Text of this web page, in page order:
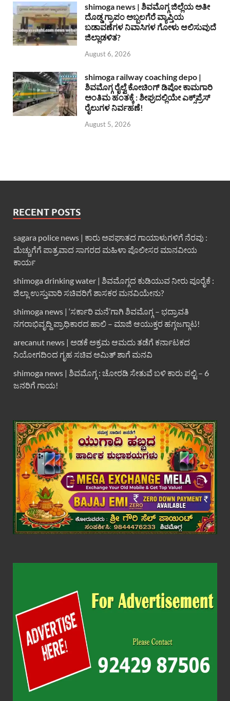
shimoga news | ಶಿವಮೊಗ್ಗ ಜಿಲ್ಲೆಯ ಅತೀ
ದೊಡ್ಡ ಗ್ರಾಪಂ ಅಬ್ಬಲಗೆರೆ ವ್ಯಾಪ್ತಿಯ
ಬಡಾವಣೆಗಳ ನಿವಾಸಿಗಳ ಗೋಳು ಆಲಿಸುವುದೆ
ಜಿಲ್ಲಾಡಳಿತ?
August 6, 2026
shimoga railway coaching depo |
ಶಿವಮೊಗ್ಗ ರೈಲ್ವೆ ಕೋಚಿಂಗ್ ಡಿಪೋ ಕಾಮಗಾರಿ
ಅಂತಿಮ ಹಂತಕ್ಕೆ : ಶೀಘ್ರದಲ್ಲಿಯೇ ಎಕ್ಸ್‌ಪ್ರೆಸ್
ರೈಲುಗಳ ನಿರ್ವಹಣೆ!
August 5, 2026
RECENT POSTS
sagara police news | ಕಾರು ಅಪಘಾತದ ಗಾಯಾಳುಗಳಿಗೆ ನೆರವು :
ಮೆಚ್ಚುಗೆಗೆ ಪಾತ್ರವಾದ ಸಾಗರದ ಮಹಿಳಾ ಪೊಲೀಸರ ಮಾನವೀಯ
ಕಾರ್ಯ
shimoga drinking water | ಶಿವಮೊಗ್ಗದ ಕುಡಿಯುವ ನೀರು ಪೂರೈಕೆ :
ಜಿಲ್ಲಾ ಉಸ್ತುವಾರಿ ಸಚಿವರಿಗೆ ಶಾಸಕರ ಮನವಿಯೇನು?
shimoga news | ‘ಸರ್ಕಾರಿ ಮನೆ’ಗಾಗಿ ಶಿವಮೊಗ್ಗ – ಭದ್ರಾವತಿ
ನಗರಾಭಿವೃದ್ದಿ ಪ್ರಾಧಿಕಾರದ ಹಾಲಿ – ಮಾಜಿ ಆಯುಕ್ತರ ಹಗ್ಗಜಗ್ಗಾಟ!
arecanut news | ಅಡಕೆ ಅಕ್ರಮ ಆಮದು ತಡೆಗೆ ಕರ್ನಾಟಕದ
ನಿಯೋಗದಿಂದ ಗೃಹ ಸಚಿವ ಅಮಿತ್ ಶಾಗೆ ಮನವಿ
shimoga news | ಶಿವಮೊಗ್ಗ : ಚೋರಡಿ ಸೇತುವೆ ಬಳಿ ಕಾರು ಪಲ್ಟಿ – 6
ಜನರಿಗೆ ಗಾಯ!